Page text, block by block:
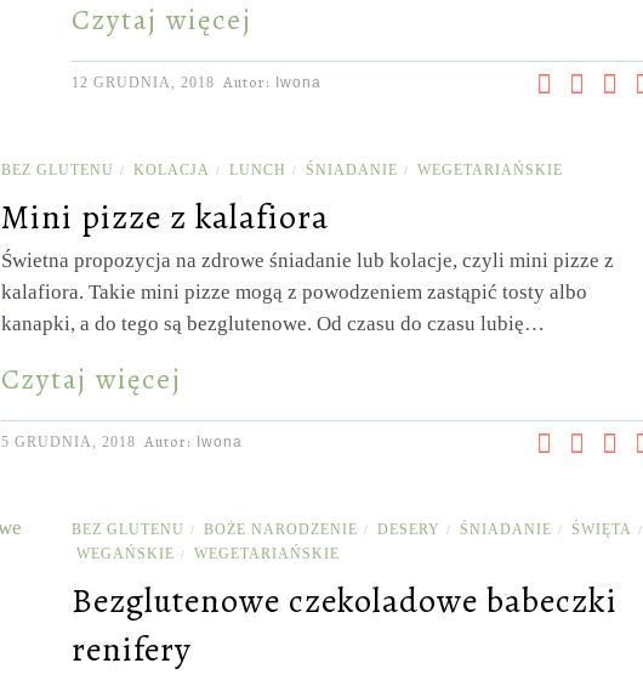
Czytaj więcej
12 GRUDNIA, 2018 Autor: Iwona
BEZ GLUTENU / KOLACJA / LUNCH / ŚNIADANIE / WEGETARIAŃSKIE
Mini pizze z kalafiora
Świetna propozycja na zdrowe śniadanie lub kolacje, czyli mini pizze z
kalafiora. Takie mini pizze mogą z powodzeniem zastąpić tosty albo
kanapki, a do tego są bezglutenowe. Od czasu do czasu lubię…
Czytaj więcej
5 GRUDNIA, 2018 Autor: Iwona
BEZ GLUTENU / BOŻE NARODZENIE / DESERY / ŚNIADANIE / ŚWIĘTA /
WEGAŃSKIE / WEGETARIAŃSKIE
Bezglutenowe czekoladowe babeczki
renifery